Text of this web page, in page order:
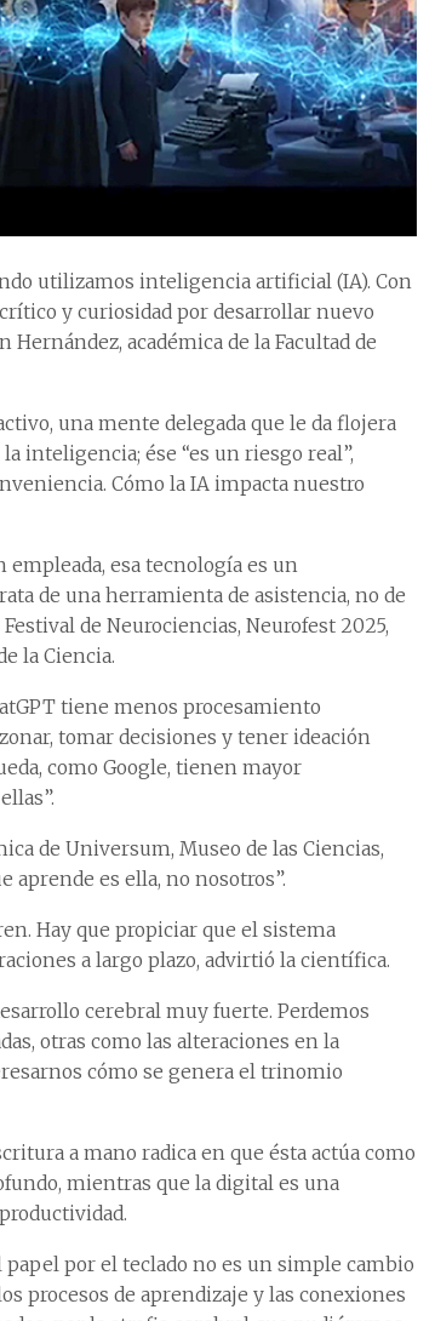
utilizamos inteligencia artificial (IA). Con
y curiosidad por desarrollar nuevo
académica de la Facultad de
una mente delegada que le da flojera
inteligencia; ése “es un riesgo real”,
Cómo la IA impacta nuestro
esa tecnología es un
de una herramienta de asistencia, no de
de Neurociencias, Neurofest 2025,
la Ciencia.
tiene menos procesamiento
tomar decisiones y tener ideación
como Google, tienen mayor
de Universum, Museo de las Ciencias,
aprende es ella, no nosotros”.
Hay que propiciar que el sistema
a largo plazo, advirtió la científica.
cerebral muy fuerte. Perdemos
otras como las alteraciones en la
cómo se genera el trinomio
a mano radica en que ésta actúa como
mientras que la digital es una
por el teclado no es un simple cambio
procesos de aprendizaje y las conexiones